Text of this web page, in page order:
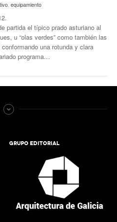
, equipamiento
partida el típico prado asturiano al
u “olas verdes” como también las
una rotunda y clara
programa…
GRUPO EDITORIAL